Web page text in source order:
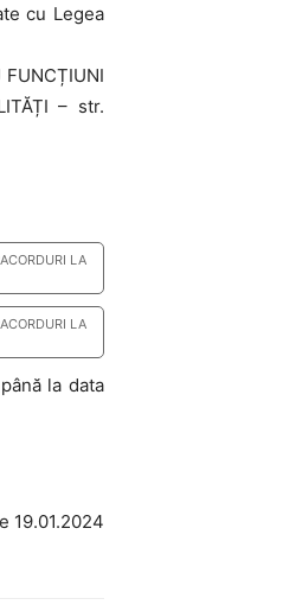
cu Legea
FUNCȚIUNI
– str.
LA
LA
la data
19.01.2024